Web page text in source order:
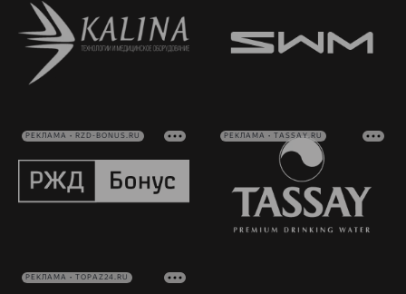
РЕКЛАМА • RZD-BONUS.RU РЕКЛАМА • TASSAY.RU
РЕКЛАМА • TOPAZ24.RU